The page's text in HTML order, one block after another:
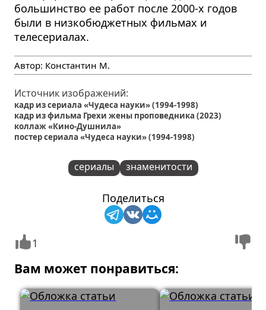
большинство ее работ после 2000-х годов
были в низкобюджетных фильмах и
телесериалах.
Автор: Константин М.
Источник изображений:
кадр из сериала «Чудеса науки» (1994-1998)
кадр из фильма Грехи жены проповедника (2023)
коллаж «Кино-Душнила»
постер сериала «Чудеса науки» (1994-1998)
сериалы знаменитости
Поделиться
1
Вам может понравиться: